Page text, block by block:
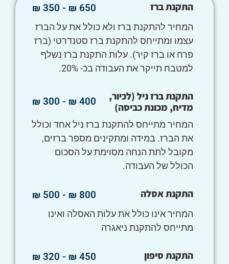
התקנת ברז 650 ₪ - 350 ₪
המחיר להתקנת ברז ולא כולל את על הברז
עצמו ומתייחס להתקנת ברז סטנדרטי (ברז
פרח או ברז קיר). עלות התקנת ברז נשלף
למטבח תייקר את העבודה בכ- 20%.
התקנת ברז ניל (לכיור,
מדיח, מכונת כביסה)
400 ₪ - 300 ₪
המחיר מתייחס להתקנת ברז ניל אחד וכולל
את הברז. במידה ומתקינים מספר ברזים,
מקובל לתת הנחה מסוימת על הסכום
הכולל של העבודה.
התקנת אסלה 800 ₪ - 500 ₪
המחיר אינו כולל את עלות האסלה ואינו
מתייחס להתקנת ניאגרה
התקנת סיפון 450 ₪ - 320 ₪